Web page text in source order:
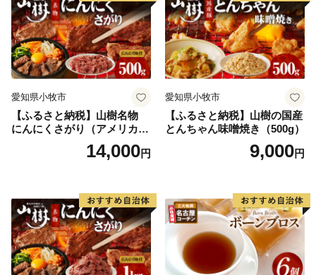
野菜炒め 焼きうどん 下処理
済み 愛知県 小牧市 送料無料
愛知県小牧市
【ふるさと納税】山樹名物
にんにくさがり（アメリカ産
14,000円
愛知県小牧市
【ふるさと納税】山樹の国産
とんちゃん味噌焼き（500g）
9,000円